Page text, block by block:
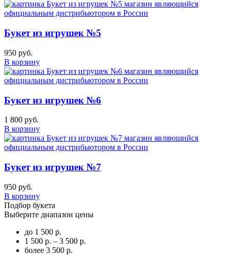
Букет из игрушек №5
950 руб.
В корзину
Букет из игрушек №6
1 800 руб.
В корзину
Букет из игрушек №7
950 руб.
В корзину
Подбор букета
Выберите диапазон цены
до 1 500 р.
1 500 р. – 3 500 р.
более 3 500 р.